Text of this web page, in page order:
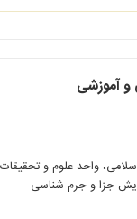
آموزشی
واحد علوم و
جزا و جرم شناسی